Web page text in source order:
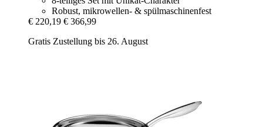
Robust, mikrowellen- & spülmaschinenfest
€ 220,19 € 366,99
Gratis Zustellung bis 26. August